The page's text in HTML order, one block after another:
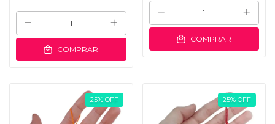
COMPRAR
COMPRAR
25% OFF 25% OFF